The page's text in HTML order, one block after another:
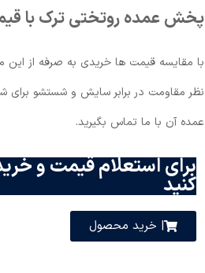
پخش عمده روتختی ترک با
با مقایسه قیمت ها خریدی به صرفه از
نظر مقاومت در برابر سایش و شستشو
عمده آن با ما تماس بگیرید.
برای استعلام قیمت و
کنید
| خرید محصول